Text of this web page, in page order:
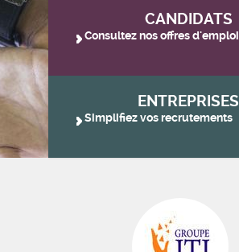
CANDIDATS
Consultez nos offres d'emploi
ENTREPRISES
Simplifiez vos recrutements